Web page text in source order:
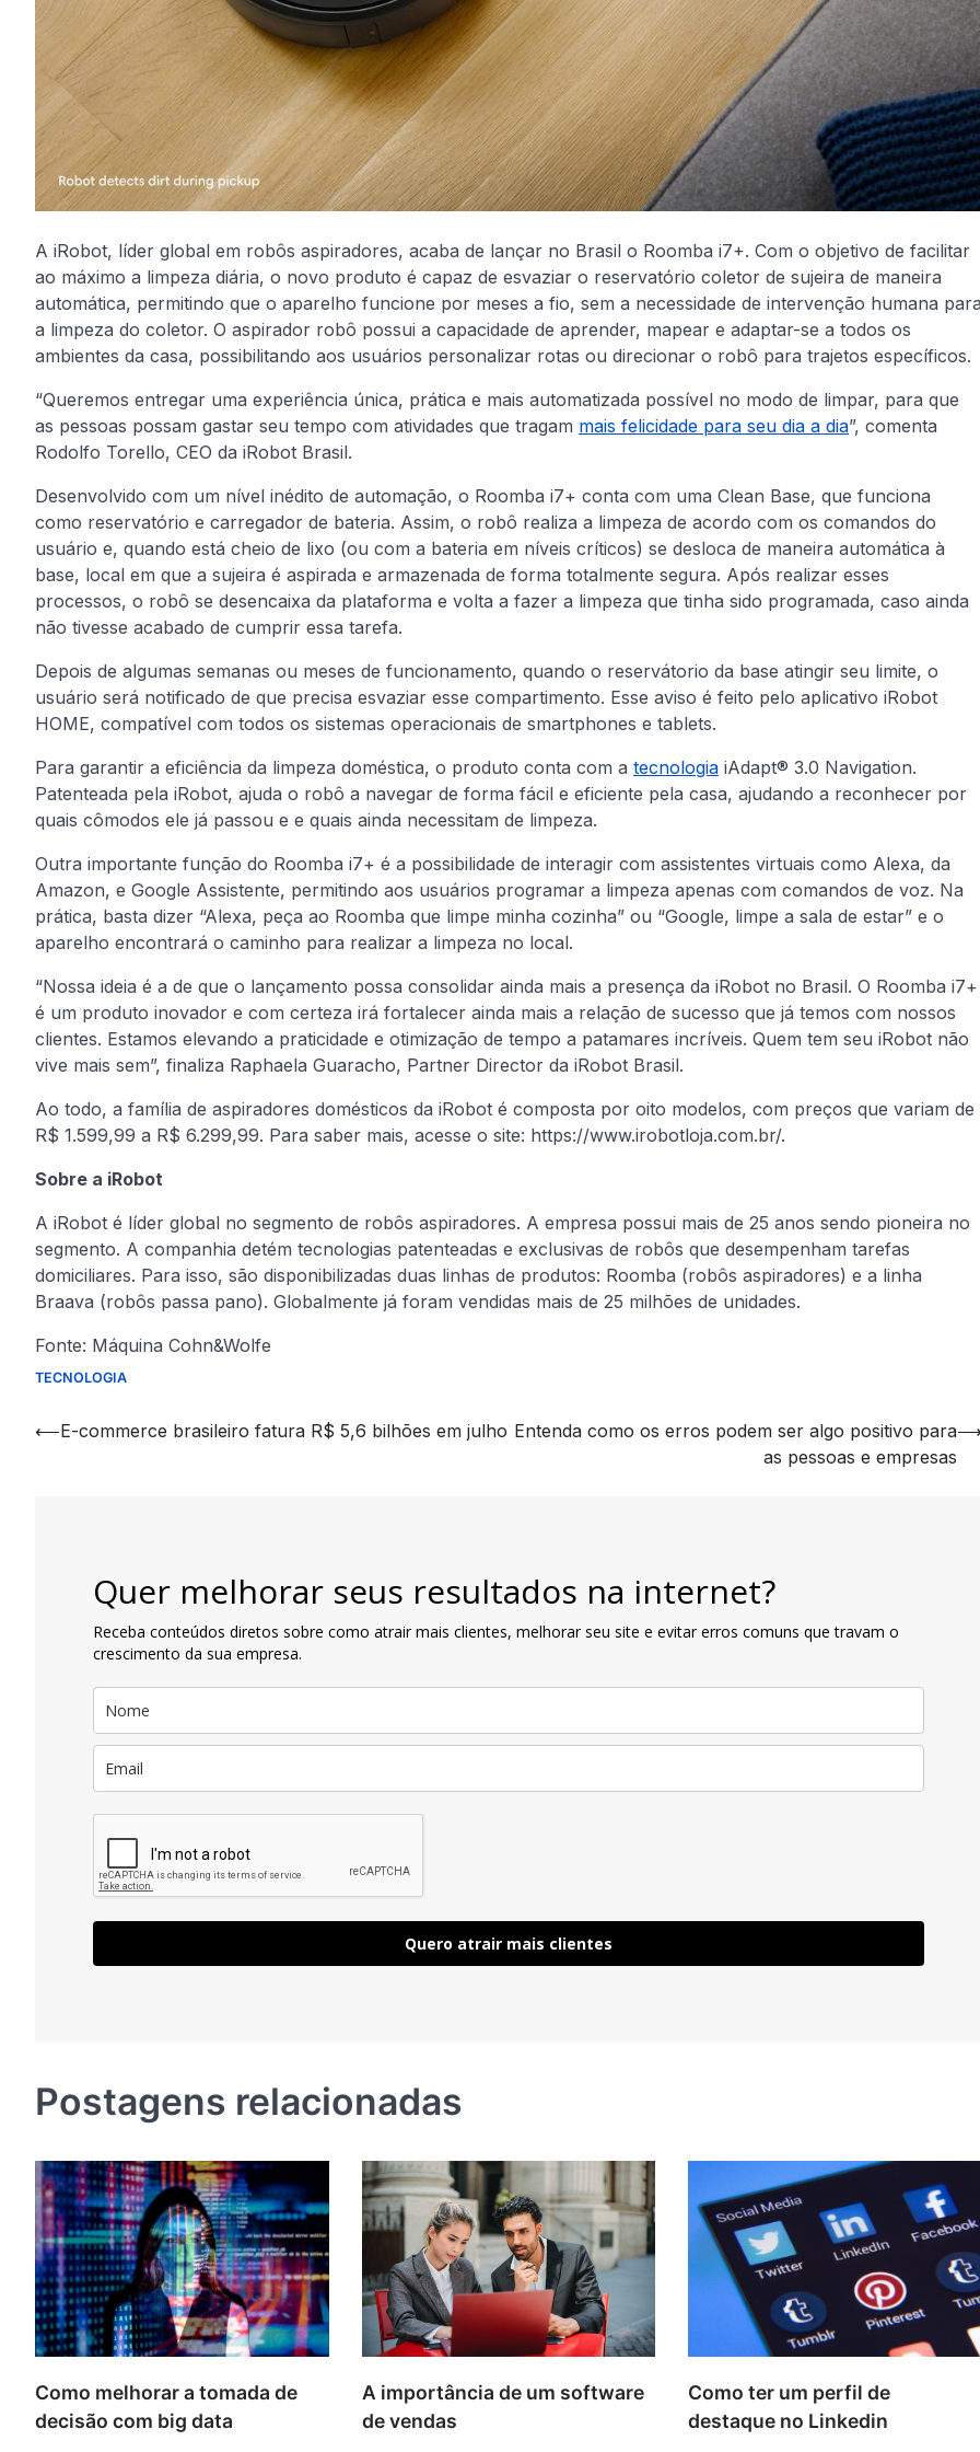
A iRobot, líder global em robôs aspiradores, acaba de lançar no Brasil o Roomba i7+. Com o objetivo de facilitar
ao máximo a limpeza diária, o novo produto é capaz de esvaziar o reservatório coletor de sujeira de maneira
automática, permitindo que o aparelho funcione por meses a fio, sem a necessidade de intervenção humana
a limpeza do coletor. O aspirador robô possui a capacidade de aprender, mapear e adaptar-se a todos os
ambientes da casa, possibilitando aos usuários personalizar rotas ou direcionar o robô para trajetos específicos.
“Queremos entregar uma experiência única, prática e mais automatizada possível no modo de limpar, para que
as pessoas possam gastar seu tempo com atividades que tragam mais felicidade para seu dia a dia”, comenta
Rodolfo Torello, CEO da iRobot Brasil.
Desenvolvido com um nível inédito de automação, o Roomba i7+ conta com uma Clean Base, que funciona
como reservatório e carregador de bateria. Assim, o robô realiza a limpeza de acordo com os comandos do
usuário e, quando está cheio de lixo (ou com a bateria em níveis críticos) se desloca de maneira automática à
base, local em que a sujeira é aspirada e armazenada de forma totalmente segura. Após realizar esses
processos, o robô se desencaixa da plataforma e volta a fazer a limpeza que tinha sido programada, caso ainda
não tivesse acabado de cumprir essa tarefa.
Depois de algumas semanas ou meses de funcionamento, quando o reservátorio da base atingir seu limite, o
usuário será notificado de que precisa esvaziar esse compartimento. Esse aviso é feito pelo aplicativo iRobot
HOME, compatível com todos os sistemas operacionais de smartphones e tablets.
Para garantir a eficiência da limpeza doméstica, o produto conta com a tecnologia iAdapt® 3.0 Navigation.
Patenteada pela iRobot, ajuda o robô a navegar de forma fácil e eficiente pela casa, ajudando a reconhecer por
quais cômodos ele já passou e e quais ainda necessitam de limpeza.
Outra importante função do Roomba i7+ é a possibilidade de interagir com assistentes virtuais como Alexa, da
Amazon, e Google Assistente, permitindo aos usuários programar a limpeza apenas com comandos de voz. Na
prática, basta dizer “Alexa, peça ao Roomba que limpe minha cozinha” ou “Google, limpe a sala de estar” e o
aparelho encontrará o caminho para realizar a limpeza no local.
“Nossa ideia é a de que o lançamento possa consolidar ainda mais a presença da iRobot no Brasil. O Roomba i7+
é um produto inovador e com certeza irá fortalecer ainda mais a relação de sucesso que já temos com nossos
clientes. Estamos elevando a praticidade e otimização de tempo a patamares incríveis. Quem tem seu iRobot não
vive mais sem”, finaliza Raphaela Guaracho, Partner Director da iRobot Brasil.
Ao todo, a família de aspiradores domésticos da iRobot é composta por oito modelos, com preços que variam de
R$ 1.599,99 a R$ 6.299,99. Para saber mais, acesse o site: https://www.irobotloja.com.br/.
Sobre a iRobot
A iRobot é líder global no segmento de robôs aspiradores. A empresa possui mais de 25 anos sendo pioneira no
segmento. A companhia detém tecnologias patenteadas e exclusivas de robôs que desempenham tarefas
domiciliares. Para isso, são disponibilizadas duas linhas de produtos: Roomba (robôs aspiradores) e a linha
Braava (robôs passa pano). Globalmente já foram vendidas mais de 25 milhões de unidades.
Fonte: Máquina Cohn&Wolfe
TECNOLOGIA
Navegação
⟵E-commerce brasileiro fatura R$ 5,6 bilhões em julho Entenda como os erros podem ser algo positivo para
as pessoas e empresas
Quer melhorar seus resultados na internet?
Receba conteúdos diretos sobre como atrair mais clientes, melhorar seu site e evitar erros comuns que travam o
crescimento da sua empresa.
Quero atrair mais clientes
Postagens relacionadas
Como melhorar a tomada de
decisão com big data
A importância de um software
de vendas
Como ter um perfil de
destaque no Linkedin